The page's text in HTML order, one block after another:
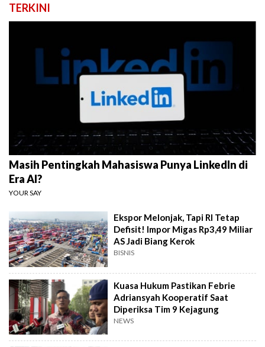
TERKINI
Masih Pentingkah Mahasiswa Punya LinkedIn di
Era AI?
YOUR SAY
Ekspor Melonjak, Tapi RI Tetap
Defisit! Impor Migas Rp3,49 Miliar
AS Jadi Biang Kerok
BISNIS
Kuasa Hukum Pastikan Febrie
Adriansyah Kooperatif Saat
Diperiksa Tim 9 Kejagung
NEWS